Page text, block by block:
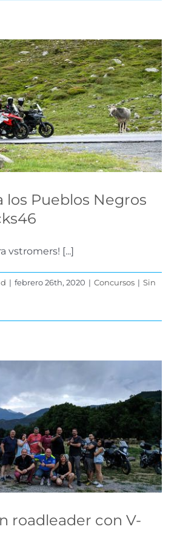
los Pueblos
con MrHicks46
Concursos
los Pueblos Negros
vstromers! [...]
| febrero 26th, 2020 | Concursos | Sin
un roadleader
V-Strom?
Tips para tu Ruta
roadleader con V-